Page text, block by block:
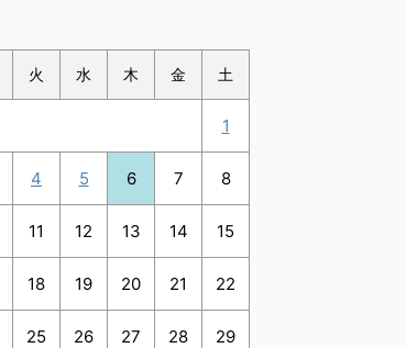
火 水 木 金 土
1
4 5 6 7 8
11 12 13 14 15
18 19 20 21 22
25 26 27 28 29